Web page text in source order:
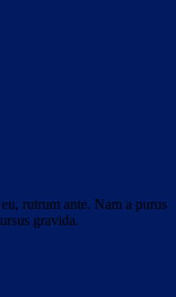
rutrum ante. Nam a purus
gravida.